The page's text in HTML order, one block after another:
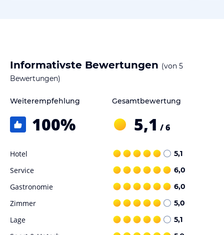
Informativste Bewertungen (von 5
Bewertungen)
Weiterempfehlung
100%
Gesamtbewertung
5,1 / 6
Hotel 5,1
Service 6,0
Gastronomie 6,0
Zimmer 5,0
Lage 5,1